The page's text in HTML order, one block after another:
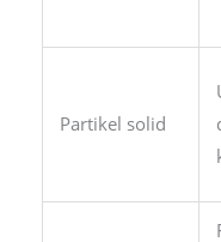
Partikel solid